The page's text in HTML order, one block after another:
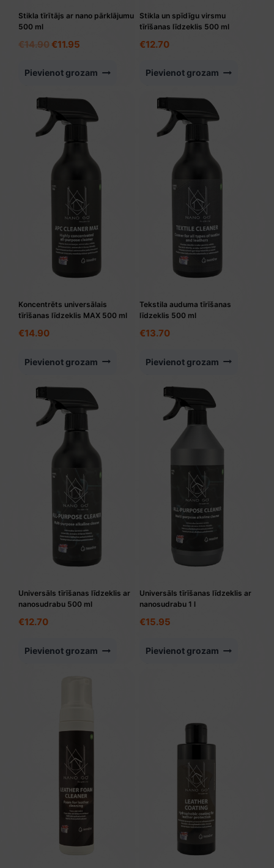
Stikla tīrītājs ar nano pārklājumu
500 ml
€14.90Original
was:
€11.95
is:
Pievienot grozam
Stikla un spīdīgu virsmu
tīrīšanas līdzeklis 500 ml
€12.70
Pievienot grozam
Koncentrēts universālais
tīrīšanas līdzeklis MAX 500 ml
€14.90
Pievienot grozam
Tekstila auduma tīrīšanas
līdzeklis 500 ml
€13.70
Pievienot grozam
Universāls tīrīšanas līdzeklis ar
nanosudrabu 500 ml
€12.70
Pievienot grozam
Universāls tīrīšanas līdzeklis ar
nanosudrabu 1 l
€15.95
Pievienot grozam